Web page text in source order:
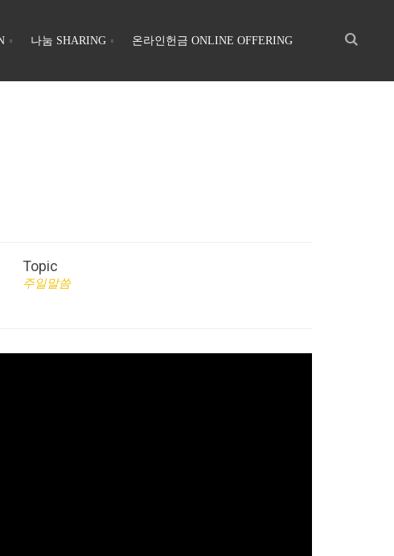
나눔 SHARING 온라인헌금 ONLINE OFFERING
Topic
주일말씀